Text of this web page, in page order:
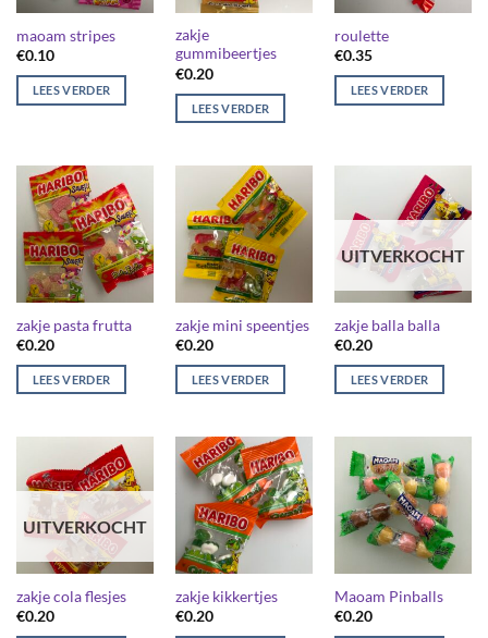
maoam stripes
€0.10
LEES VERDER
zakje
gummibeertjes
€0.20
LEES VERDER
roulette
€0.35
LEES VERDER
zakje pasta frutta
€0.20
LEES VERDER
zakje mini speentjes
€0.20
LEES VERDER
UITVERKOCHT
zakje balla balla
€0.20
LEES VERDER
UITVERKOCHT
zakje cola flesjes
€0.20
zakje kikkertjes
€0.20
Maoam Pinballs
€0.20